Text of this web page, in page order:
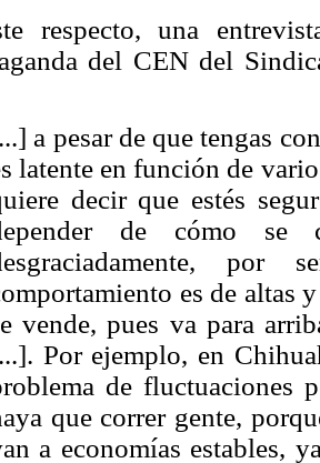
respecto, una
del CEN del
a pesar de que tengas
latente en función de
decir que estés
de cómo se
por
es de altas
vende, pues va para
Por ejemplo, en
de fluctuaciones
que correr gente,
a economías estables,